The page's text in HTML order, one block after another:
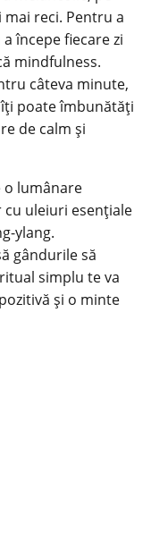
mai reci. Pentru a
începe fiecare zi
mindfulness.
câteva minute,
poate îmbunătăți
de calm și
o lumânare
uleiuri esențiale
ylang.
gândurile să
simplu te va
și o minte